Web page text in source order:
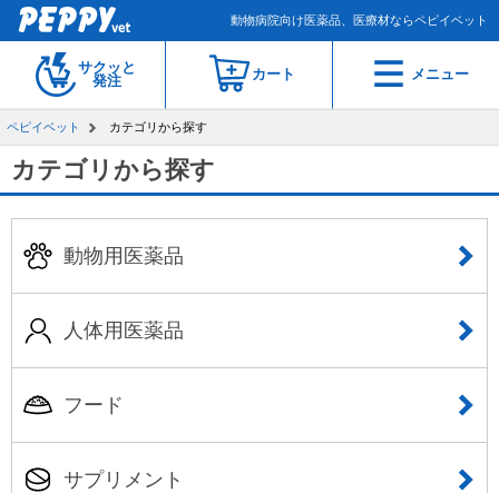
動物病院向け医薬品、医療材ならペピイベット
サクッと
発注
カート メニュー
ペピイベット カテゴリから探す
カテゴリから探す
動物用医薬品
人体用医薬品
フード
サプリメント